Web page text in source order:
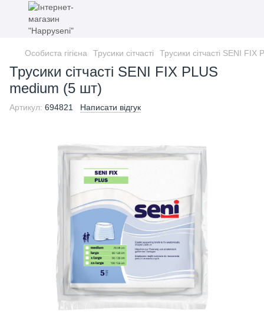
Особиста гігієна Трусики сiтчастi Трусики сiтчастi SENI FIX
Трусики сiтчастi SENI FIX PLUS
medium (5 шт)
Артикул: 694821 Написати відгук